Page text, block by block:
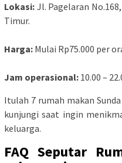
Lokasi: Jl. Pagelaran
Timur.
Harga: Mulai Rp75.000 per
Jam operasional: 10.00 –
Itulah 7 rumah makan
kunjungi saat ingin
keluarga.
FAQ Seputar